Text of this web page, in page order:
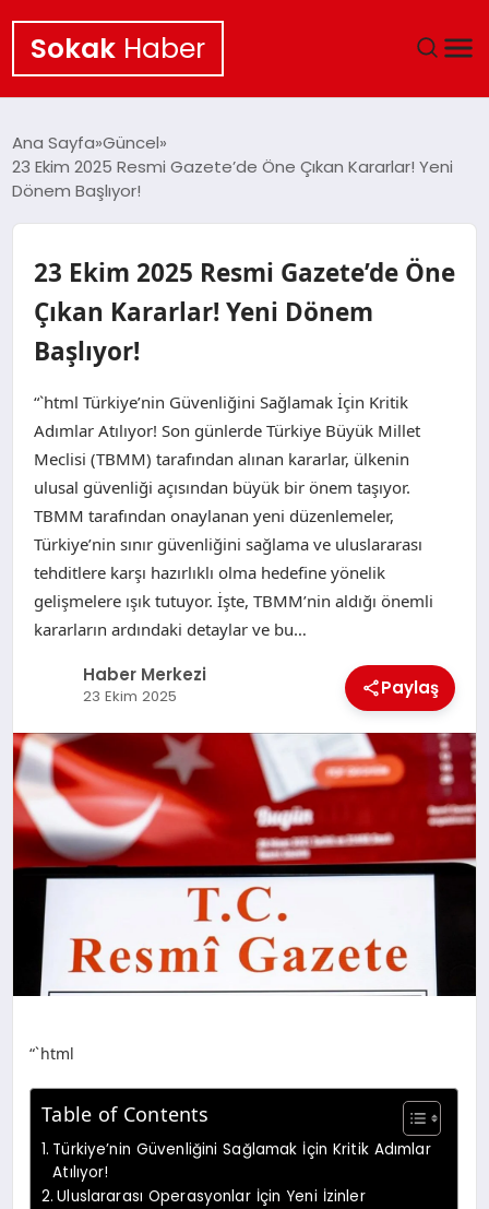
Sokak Haber
EKONOMI
KÜLTÜR SANAT
SAĞLIK
TEKNOLOJI
Ana Sayfa Güncel
23 Ekim 2025 Resmi Gazete’de Öne Çıkan Kararlar! Yeni
Dönem Başlıyor!
23 Ekim 2025 Resmi Gazete’de Öne
Çıkan Kararlar! Yeni Dönem
Başlıyor!
“`html Türkiye’nin Güvenliğini Sağlamak İçin Kritik
Adımlar Atılıyor! Son günlerde Türkiye Büyük Millet
Meclisi (TBMM) tarafından alınan kararlar, ülkenin
ulusal güvenliği açısından büyük bir önem taşıyor.
TBMM tarafından onaylanan yeni düzenlemeler,
Türkiye’nin sınır güvenliğini sağlama ve uluslararası
tehditlere karşı hazırlıklı olma hedefine yönelik
gelişmelere ışık tutuyor. İşte, TBMM’nin aldığı önemli
kararların ardındaki detaylar ve bu…
Haber Merkezi
23 Ekim 2025 Paylaş
“`html
Table of Contents
Türkiye’nin Güvenliğini Sağlamak İçin Kritik Adımlar
Atılıyor!
Uluslararası Operasyonlar İçin Yeni İzinler